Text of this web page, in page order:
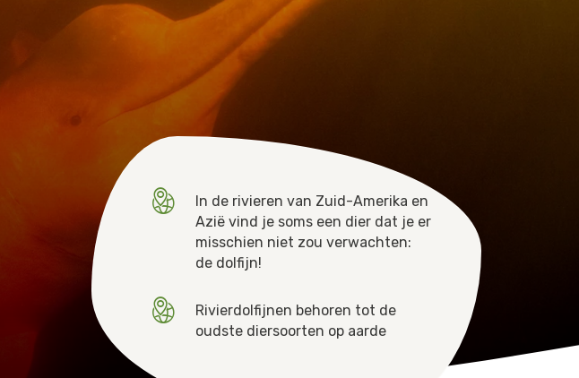
In de rivieren van Zuid-Amerika en
Azië vind je soms een dier dat je er
misschien niet zou verwachten:
de dolfijn!
Rivierdolfijnen behoren tot de
oudste diersoorten op aarde